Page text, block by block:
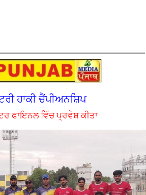
ਹਾਕੀ ਚੈਂਪੀਅਨਸ਼ਿਪ
ਫਾਇਨਲ ਵਿੱਚ ਪ੍ਰਵੇਸ਼ ਕੀਤਾ